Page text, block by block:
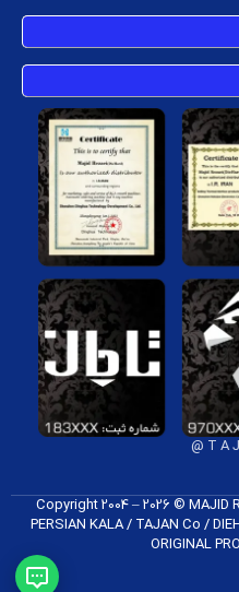
T A J
Copyright 2004 – 2026 © MAJID
PERSIAN KALA / TAJAN Co /
ORIGINAL